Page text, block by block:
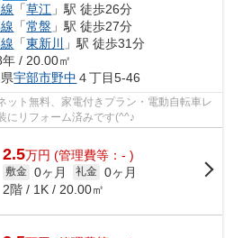
「草江 」駅 徒歩26分
「常盤 」駅 徒歩27分
「東新川
」駅 徒歩31分
/ 20.00㎡
宇部市野中 ４丁目5-46
ット無料、家電付きプラン・電動自転車レ
にリフォーム済みです(^^♪
2.5万円 (管理費等：- )
敷金 0ヶ月 礼金 0ヶ月
2階 / 1K / 20.00㎡